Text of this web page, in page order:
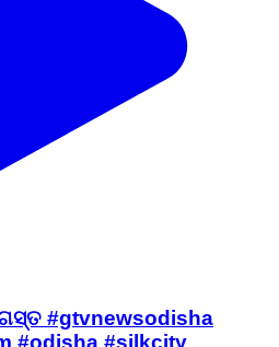
#gtvnewsodisha